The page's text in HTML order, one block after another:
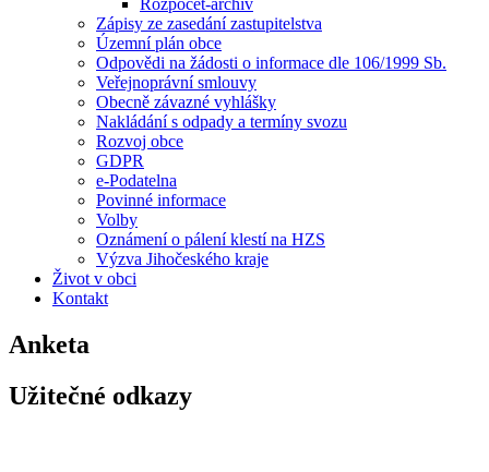
Rozpočet-archiv
Zápisy ze zasedání zastupitelstva
Územní plán obce
Odpovědi na žádosti o informace dle 106/1999 Sb.
Veřejnoprávní smlouvy
Obecně závazné vyhlášky
Nakládání s odpady a termíny svozu
Rozvoj obce
GDPR
e-Podatelna
Povinné informace
Volby
Oznámení o pálení klestí na HZS
Výzva Jihočeského kraje
Život v obci
Kontakt
Anketa
Užitečné odkazy